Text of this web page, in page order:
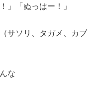
」「ぬっはー！」
サソリ、タガメ、カブ
な